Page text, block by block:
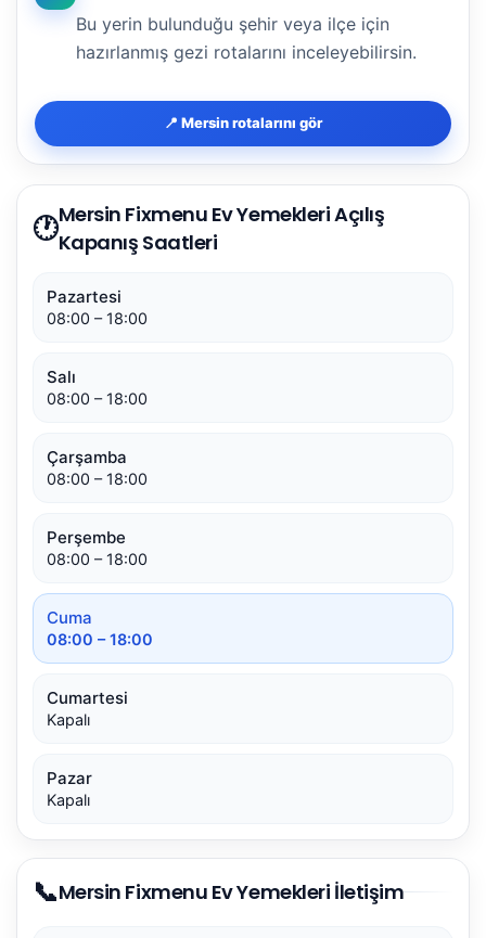
Bu yerin bulunduğu şehir veya ilçe için
hazırlanmış gezi rotalarını inceleyebilirsin.
📍 Mersin rotalarını gör
🕐Mersin Fixmenu Ev Yemekleri Açılış
Kapanış Saatleri
Pazartesi
08:00 – 18:00
Salı
08:00 – 18:00
Çarşamba
08:00 – 18:00
Perşembe
08:00 – 18:00
Cuma
08:00 – 18:00
Cumartesi
Kapalı
Pazar
Kapalı
📞Mersin Fixmenu Ev Yemekleri İletişim